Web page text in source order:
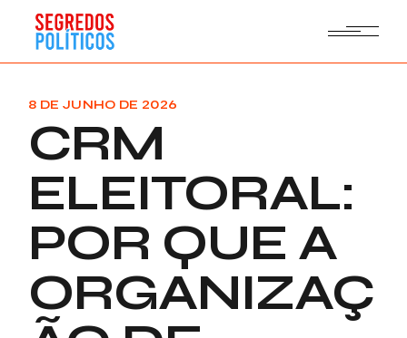
content
8 DE JUNHO DE 2026
CRM
ELEITORAL:
POR QUE A
ORGANIZAÇ